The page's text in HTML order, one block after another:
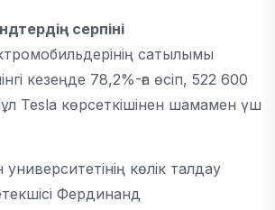
серпіні
сатылымы
кезеңде 78,2%-ға өсіп, 522 600
Tesla көрсеткішінен шамамен үш
көлік талдау
Фердинанд